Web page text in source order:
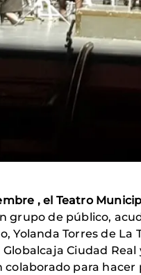
, el Teatro
grupo de público,
Yolanda Torres de
Ciudad
para hacer